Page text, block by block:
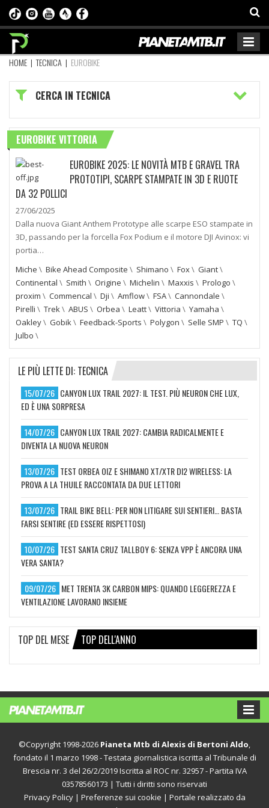
HOME |TECNICA | EUROBIKE
CERCA IN TECNICA
EUROBIKE VITTORIA
EUROBIKE 2025: LE NOVITÀ MTB E GRAVEL TRA
PROTOTIPI, SCARPE STAMPATE IN 3D E RUOTE
DA 32 POLLICI
27/06/2025
Dalla nuova Giant Anthem Prototype alle scarpe ESO stampate in
3D, passando per la forcella Fox Podium e il motore DJI Avinox: vi
portia…
Miche \ Bike Ahead Composite \ Shimano \ Fox\ Giant\
Continental \ Smith \ Origine \ Michelin \ Maxxis \ Prologo \
proxim \ Commencal \ Dji \ Amflow\ FSA\ Cannondale \
Pirelli \ Trek \ ABUS \ Orbea \ Leatt\ Vittoria \ Yamaha \
Oakley\ Gobik \ Feedback-Sports \ Polygon \ Selle SMP \ TQ \
Julbo \
LE PIÙ LETTE DI: TECNICA
15/07/26 CANYON LUX TRAIL 2027: IL TEST. PIÙ NEURON CHE LUX,
ED È UNA SORPRESA
14/07/26 CANYON LUX TRAIL 2027: CAMBIA RADICALMENTE E
DIVENTA LA NUOVA NEURON
13/07/26 TEST ORBEA OIZ E SHIMANO XT/XTR DI2 WIRELESS: LA
PROVA A LA THUILE RACCONTATA DA DUE LETTORI
13/07/26 TRAIL BIKE BELL: PER NON LITIGARE SUI SENTIERI… BASTA
FARSI SENTIRE (ED ESSERE RISPETTOSI)
10/07/26 TEST SANTA CRUZ TALLBOY 6: SENZA VPP È ANCORA UNA
VERA SANTA?
09/07/26 MET TRENTA 3K CARBON MIPS: QUANDO LEGGEREZZA E
VENTILAZIONE LAVORANO INSIEME
TOP DEL MESE TOP DELL'ANNO
©Copyright 1998-2026 Pianeta Mtb di Alexis di Bertoni Aldo
fondato il 1 marzo 1998 - Testata giornalistica iscritta al Tribunale di
Brescia nr. 3 del 26/2/2019 Iscritta al ROC nr. 32957 - Partita IVA
03578560173 | Tutti i diritti sono riservati
Privacy Policy| Preferenze sui cookie | Portale realizzato da